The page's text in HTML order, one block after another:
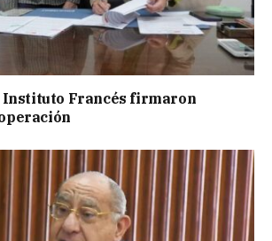
Instituto Francés firmaron